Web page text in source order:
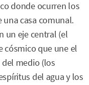
donde ocurren los
una casa comunal.
un eje central (el
cósmico que une el
medio (los
del agua y los